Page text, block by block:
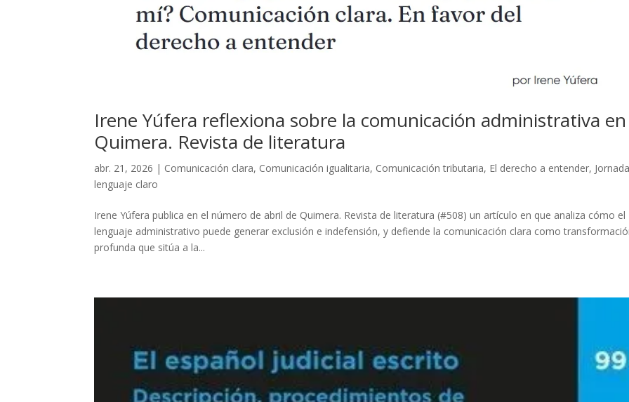
Irene Yúfera reflexiona sobre la comunicación administrativa en
Quimera. Revista de literatura
abr. 21, 2026 | Comunicación clara, Comunicación igualitaria, Comunicación tributaria, El derecho a entender,
lenguaje claro
Irene Yúfera publica en el número de abril de Quimera. Revista de literatura (#508) un artículo en que analiza cómo el
lenguaje administrativo puede generar exclusión e indefensión, y defiende la comunicación clara como
profunda que sitúa a la...